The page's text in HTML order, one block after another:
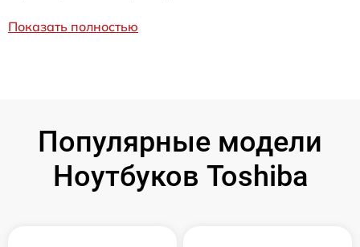
Показать полностью
Популярные модели
Ноутбуков Toshiba